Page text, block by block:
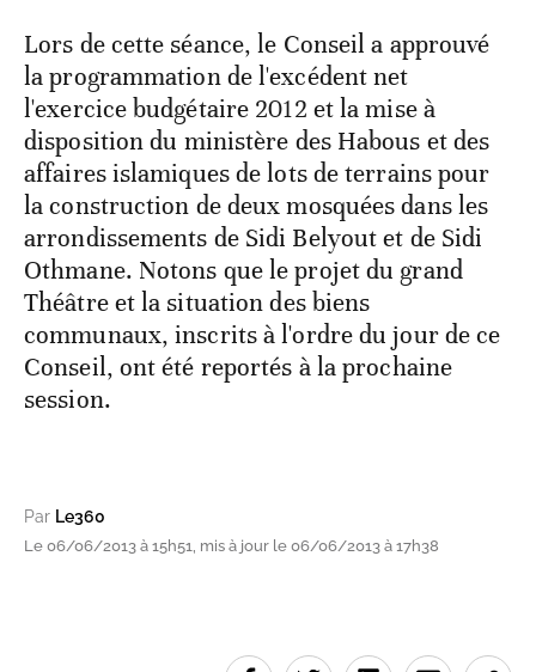
Lors de cette séance, le Conseil a approuvé
la programmation de l'excédent net
l'exercice budgétaire 2012 et la mise à
disposition du ministère des Habous et des
affaires islamiques de lots de terrains pour
la construction de deux mosquées dans les
arrondissements de Sidi Belyout et de Sidi
Othmane. Notons que le projet du grand
Théâtre et la situation des biens
communaux, inscrits à l'ordre du jour de ce
Conseil, ont été reportés à la prochaine
session.
Par Le360
Le 06/06/2013 à 15h51, mis à jour le 06/06/2013 à 17h38